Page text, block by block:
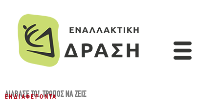
ΔΙΆΒΑΣΈ ΤΟ!,ΤΡΌΠΟΣ ΝΑ ΖΕΙΣ
ΕΝΔΙΑΦΈΡΟΝΤΑ